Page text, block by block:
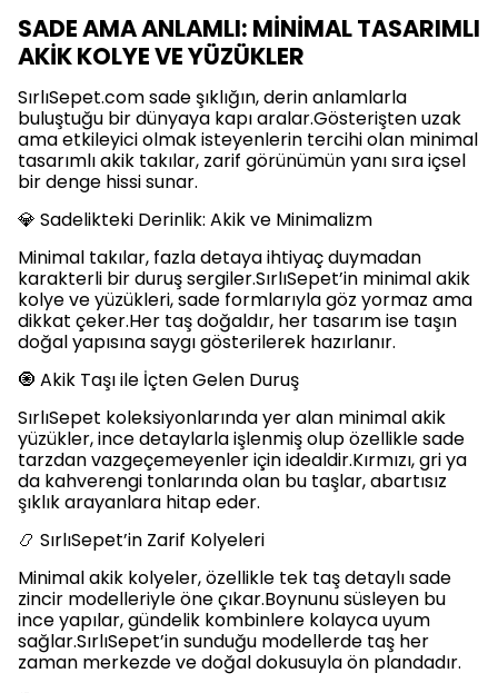
SADE AMA ANLAMLI: MİNİMAL TASARIMLI
AKİK KOLYE VE YÜZÜKLER
SırlıSepet.com sade şıklığın, derin anlamlarla
buluştuğu bir dünyaya kapı aralar.Gösterişten uzak
ama etkileyici olmak isteyenlerin tercihi olan minimal
tasarımlı akik takılar, zarif görünümün yanı sıra içsel
bir denge hissi sunar.
💎 Sadelikteki Derinlik: Akik ve Minimalizm
Minimal takılar, fazla detaya ihtiyaç duymadan
karakterli bir duruş sergiler.SırlıSepet’in minimal akik
kolye ve yüzükleri, sade formlarıyla göz yormaz ama
dikkat çeker.Her taş doğaldır, her tasarım ise taşın
doğal yapısına saygı gösterilerek hazırlanır.
🧿 Akik Taşı ile İçten Gelen Duruş
SırlıSepet koleksiyonlarında yer alan minimal akik
yüzükler, ince detaylarla işlenmiş olup özellikle sade
tarzdan vazgeçemeyenler için idealdir.Kırmızı, gri ya
da kahverengi tonlarında olan bu taşlar, abartısız
şıklık arayanlara hitap eder.
📿 SırlıSepet’in Zarif Kolyeleri
Minimal akik kolyeler, özellikle tek taş detaylı sade
zincir modelleriyle öne çıkar.Boynunu süsleyen bu
ince yapılar, gündelik kombinlere kolayca uyum
sağlar.SırlıSepet’in sunduğu modellerde taş her
zaman merkezde ve doğal dokusuyla ön plandadır.